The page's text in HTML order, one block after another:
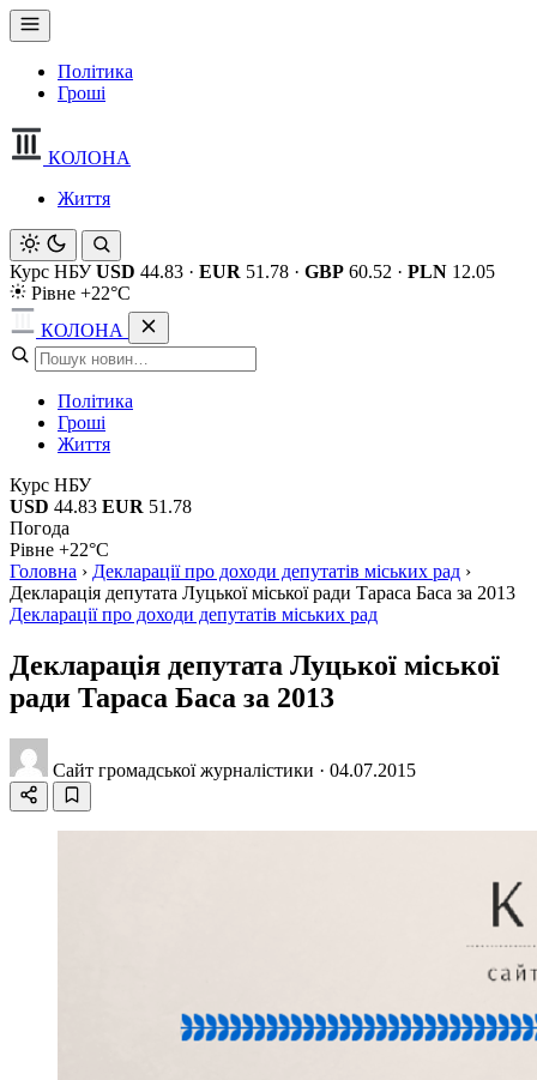
Політика
Гроші
КОЛОНА
Життя
Курс НБУ USD 44.83 · EUR 51.78 · GBP 60.52 · PLN 12.05
Рівне +22°C
КОЛОНА
Політика
Гроші
Життя
Курс НБУ
USD 44.83 EUR 51.78
Погода
Рівне +22°C
Головна › Декларації про доходи депутатів міських рад ›
Декларація депутата Луцької міської ради Тараса Баса за 2013
Декларації про доходи депутатів міських рад
Декларація депутата Луцької міської
ради Тараса Баса за 2013
Сайт громадської журналістики · 04.07.2015